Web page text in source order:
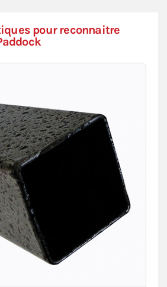
pour reconnaitre